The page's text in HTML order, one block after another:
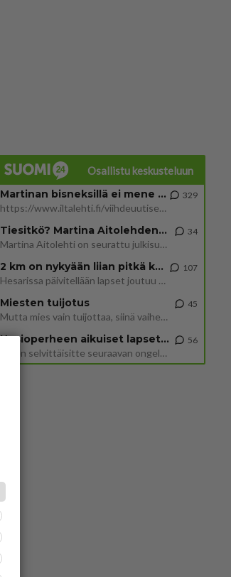
Osallistu keskusteluun
Martinan bisneksillä ei mene hyvin
https://www.iltalehti.fi/viihdeuutiset/a/c46da6ab-340f-4790-aaa7-0865eed2336 Yrityksen konkurssihakemus on tullut kärä
329
Tiesitkö? Martina Aitolehden isäpuoli on tämä suosittu laulaja
Martina Aitolehti on seurattu julkisuuden henkilö. Lähipiiriin mahtuu muitakin tunnettuja henkilöitä. Tiesitkö, että Ma
34
2 km on nykyään liian pitkä koulumatka
Hesarissa päivitellään lapset joutuu nyt kulkemaan 2 km kouluun jösses. Ruostefillarilla tuo matka menee vaikka miten äk
107
Miesten tuijotus
Mutta mies vain tuijottaa, siinä vaiheessa käännän itse pään pois. Mikä juttu? Yleensä jos joku tuijottaa tai katsoo, hä
45
Uusioperheen aikuiset lapset tyhjentää jääkaapin käydessään
Miten selvittäisitte seuraavan ongelman, meillä on uusioperhe, minulla teini-ikäiset lapset ja puolisolla aikuiset, jotk
56